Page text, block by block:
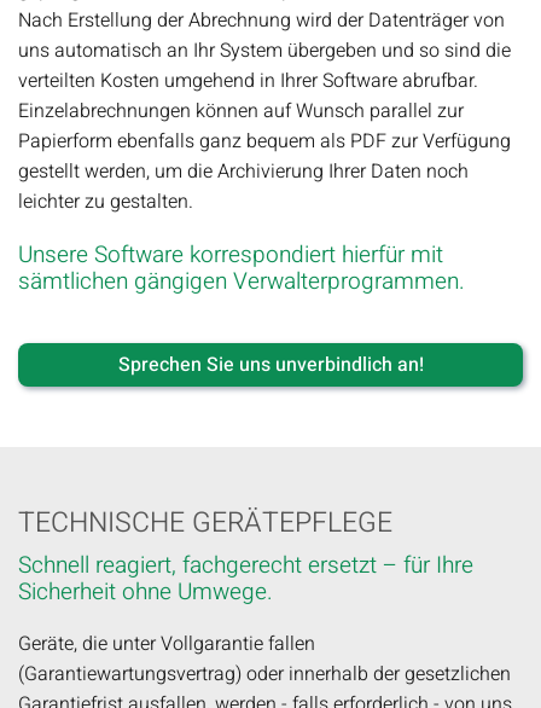
Nach Erstellung der Abrechnung wird der Datenträger von
uns automatisch an Ihr System übergeben und so sind die
verteilten Kosten umgehend in Ihrer Software abrufbar.
Einzelabrechnungen können auf Wunsch parallel zur
Papierform ebenfalls ganz bequem als PDF zur Verfügung
gestellt werden, um die Archivierung Ihrer Daten noch
leichter zu gestalten.
Unsere Software korrespondiert hierfür mit
sämtlichen gängigen Verwalterprogrammen.
Sprechen Sie uns unverbindlich an!
TECHNISCHE GERÄTEPFLEGE
Schnell reagiert, fachgerecht ersetzt – für Ihre
Sicherheit ohne Umwege.
Geräte, die unter Vollgarantie fallen
(Garantiewartungsvertrag) oder innerhalb der gesetzlichen